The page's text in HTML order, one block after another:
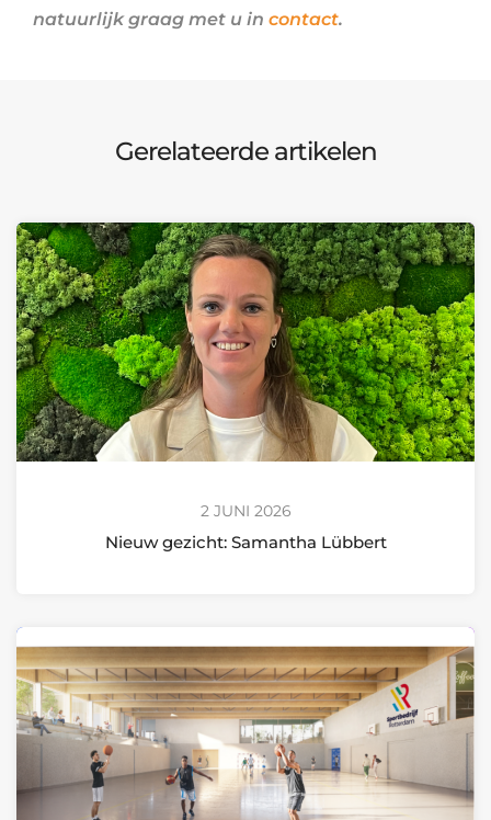
natuurlijk graag met u in contact.
Gerelateerde artikelen
2 JUNI 2026
Nieuw gezicht: Samantha Lübbert